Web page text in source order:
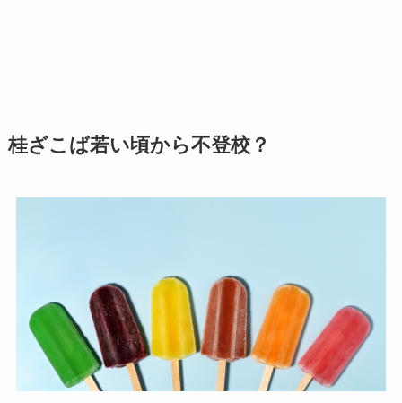
桂ざこば若い頃から不登校？